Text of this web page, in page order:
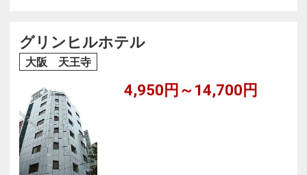
グリンヒルホテル
大阪 天王寺
4,950円～14,700円